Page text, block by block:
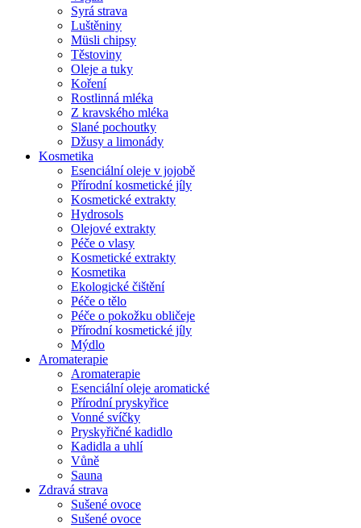
Syrá strava
Luštěniny
Müsli chipsy
Těstoviny
Oleje a tuky
Koření
Rostlinná mléka
Z kravského mléka
Slané pochoutky
Džusy a limonády
Kosmetika
Esenciální oleje v jojobě
Přírodní kosmetické jíly
Kosmetické extrakty
Hydrosols
Olejové extrakty
Péče o vlasy
Kosmetické extrakty
Kosmetika
Ekologické čištění
Péče o tělo
Péče o pokožku obličeje
Přírodní kosmetické jíly
Mýdlo
Aromaterapie
Aromaterapie
Esenciální oleje aromatické
Přírodní pryskyřice
Vonné svíčky
Pryskyřičné kadidlo
Kadidla a uhlí
Vůně
Sauna
Zdravá strava
Sušené ovoce
Sušené ovoce